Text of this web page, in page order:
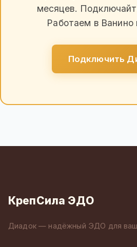
месяцев.
Работаем в Ванино
Подключить
КрепСила ЭДО
Диадок — надёжный ЭДО для